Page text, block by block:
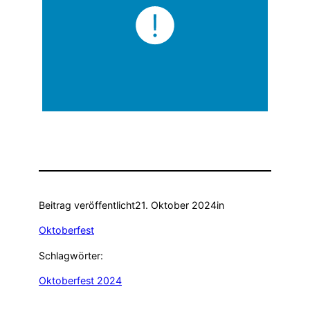
Beitrag veröffentlicht21. Oktober 2024in
Oktoberfest
Schlagwörter:
Oktoberfest 2024